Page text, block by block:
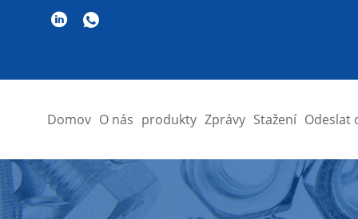
Domov O nás produkty Zprávy Stažení Odeslat